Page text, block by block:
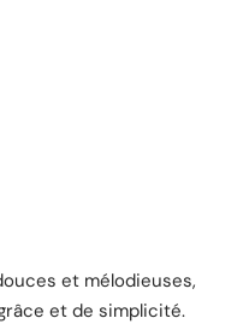
et mélodieuses,
et de simplicité.